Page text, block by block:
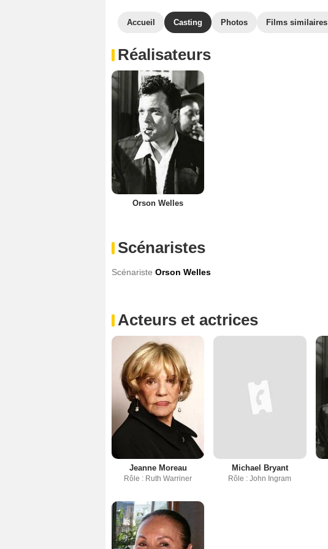
Accueil Casting Photos Films similaires
Réalisateurs
Orson Welles
Scénaristes
Scénariste Orson Welles
Acteurs et actrices
Jeanne Moreau
Rôle : Ruth Warriner
Michael Bryant
Rôle : John Ingram